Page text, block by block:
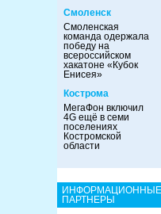
Смоленск
Смоленская
команда одержала
победу на
всероссийском
хакатоне «Кубок
Енисея»
Кострома
МегаФон включил
4G ещё в семи
поселениях
Костромской
области
ИНФОРМАЦИОННЫЕ
ПАРТНЕРЫ